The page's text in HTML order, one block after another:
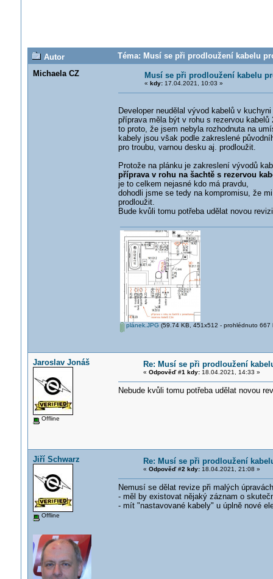
Autor
Téma: Musí se při prodloužení kabelu
Michaela CZ
Musí se při prodloužení kabelu
« kdy:17.04.2021, 10:03 »
Developer neudělal vývod kabelů v
příprava měla být v rohu s rezervou kabelů
to proto, že jsem nebyla rozhodnuta na
kabely jsou však podle zakreslené
pro troubu, varnou desku aj. prodloužit.
Protože na plánku je zakreslení vývodů
příprava v rohu na šachtě s rezervou
je to celkem nejasné kdo má pravdu,
dohodli jsme se tedy na kompromisu, že
prodloužit.
Bude kvůli tomu potřeba udělat novou
plánek.JPG (59.74 KB, 451x512 - prohlédnuto 667
Jaroslav Jonáš
Offline
Re: Musí se při prodloužení
« Odpověď #1 kdy:18.04.2021, 14:33 »
Nebude kvůli tomu potřeba udělat novou
Jiří Schwarz
Offline
Re: Musí se při prodloužení
« Odpověď #2 kdy:18.04.2021, 21:08 »
Nemusí se dělat revize při malých
- měl by existovat nějaký záznam o
- mít "nastavované kabely" u úplně nové